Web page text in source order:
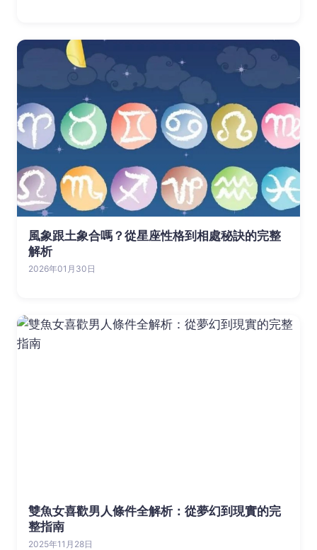
風象跟土象合嗎？從星座性格到相處秘訣的完整
解析
2026年01月30日
雙魚女喜歡男人條件全解析：從夢幻到現實的完
整指南
2025年11月28日